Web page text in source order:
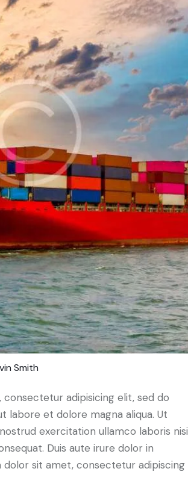
Smith
adipisicing elit, sed do
labore et dolore magna aliqua. Ut
exercitation ullamco laboris nisi
Duis aute irure dolor in
sit amet, consectetur adipiscing